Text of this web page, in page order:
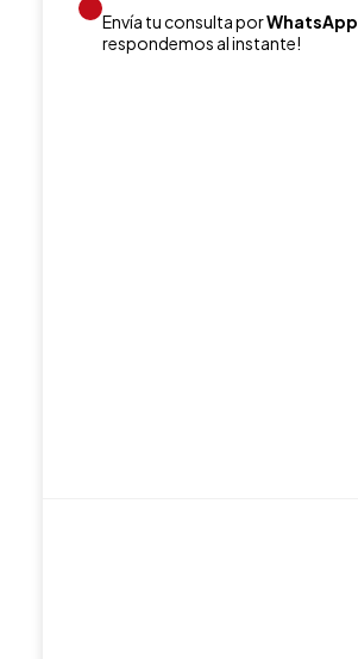
Envía tu consulta porWhatsApp.
respondemos al instante!